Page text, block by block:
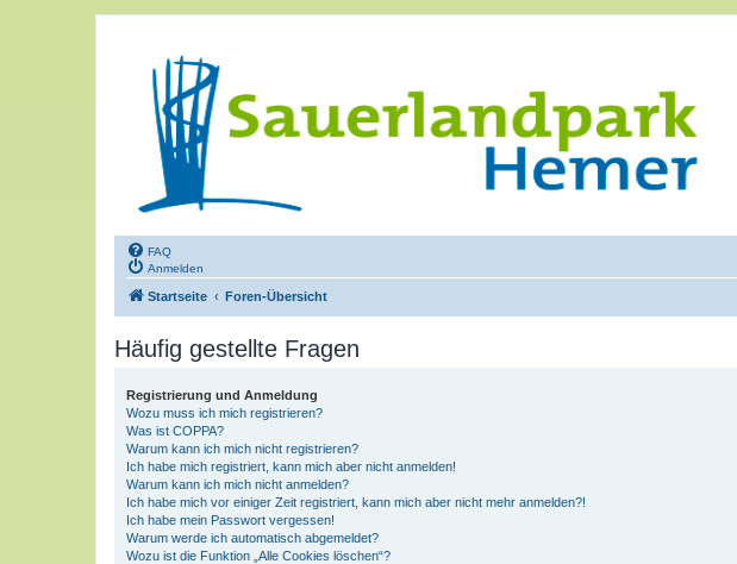
FAQ
Anmelden
Startseite Foren-Übersicht
Häufig gestellte Fragen
Registrierung und Anmeldung
Wozu muss ich mich registrieren?
Was ist COPPA?
Warum kann ich mich nicht registrieren?
Ich habe mich registriert, kann mich aber nicht anmelden!
Warum kann ich mich nicht anmelden?
Ich habe mich vor einiger Zeit registriert, kann mich aber nicht mehr anmelden?!
Ich habe mein Passwort vergessen!
Warum werde ich automatisch abgemeldet?
Wozu ist die Funktion „Alle Cookies löschen“?